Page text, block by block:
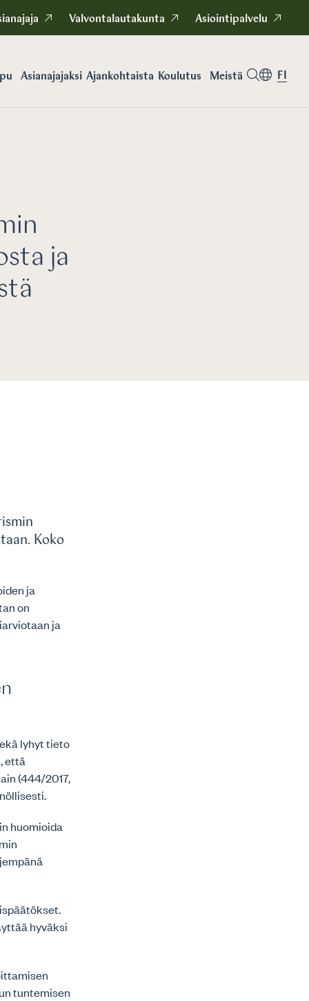
Valvontalautakunta Asiointipalvelu
Asianajajaksi Ajankohtaista Koulutus Meistä FI
ja
Koko
ja
on
ja
lyhyt tieto
että
(444/2017,
huomioida
hyväksi
tuntemisen